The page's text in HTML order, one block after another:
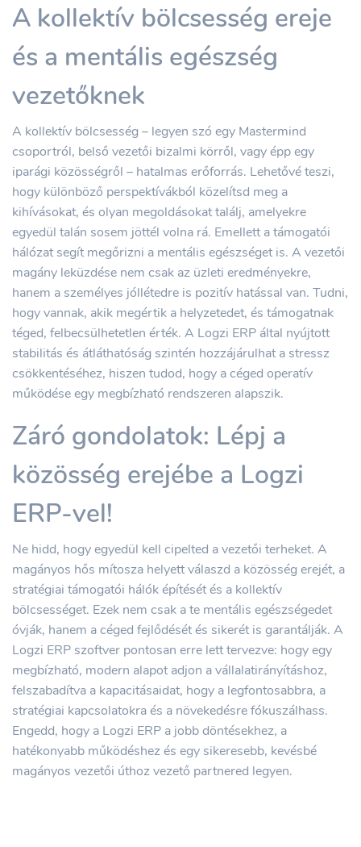
A kollektív bölcsesség ereje
és a mentális egészség
vezetőknek
A kollektív bölcsesség – legyen szó egy Mastermind
csoportról, belső vezetői bizalmi körről, vagy épp egy
iparági közösségről – hatalmas erőforrás. Lehetővé teszi,
hogy különböző perspektívákból közelítsd meg a
kihívásokat, és olyan megoldásokat találj, amelyekre
egyedül talán sosem jöttél volna rá. Emellett a támogatói
hálózat segít megőrizni a mentális egészséget is. A vezetői
magány leküzdése nem csak az üzleti eredményekre,
hanem a személyes jóllétedre is pozitív hatással van. Tudni,
hogy vannak, akik megértik a helyzetedet, és támogatnak
téged, felbecsülhetetlen érték. A Logzi ERP által nyújtott
stabilitás és átláthatóság szintén hozzájárulhat a stressz
csökkentéséhez, hiszen tudod, hogy a céged operatív
működése egy megbízható rendszeren alapszik.
Záró gondolatok: Lépj a
közösség erejébe a Logzi
ERP-vel!
Ne hidd, hogy egyedül kell cipelted a vezetői terheket. A
magányos hős mítosza helyett válaszd a közösség erejét, a
stratégiai támogatói hálók építését és a kollektív
bölcsességet. Ezek nem csak a te mentális egészségedet
óvják, hanem a céged fejlődését és sikerét is garantálják. A
Logzi ERP szoftver pontosan erre lett tervezve: hogy egy
megbízható, modern alapot adjon a vállalatirányításhoz,
felszabadítva a kapacitásaidat, hogy a legfontosabbra, a
stratégiai kapcsolatokra és a növekedésre fókuszálhass.
Engedd, hogy a Logzi ERP a jobb döntésekhez, a
hatékonyabb működéshez és egy sikeresebb, kevésbé
magányos vezetői úthoz vezető partnered legyen.